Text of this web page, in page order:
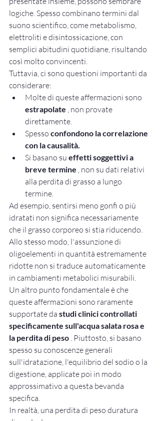
logiche. Spesso combinano termini dal
suono scientifico, come metabolismo,
elettroliti e disintossicazione, con
semplici abitudini quotidiane, risultando
così molto convincenti.
Tuttavia, ci sono questioni importanti da
considerare:
Molte di queste affermazioni sono
estrapolate , non provate
direttamente.
Spesso confondono la correlazione
con la causalità.
Si basano su effetti soggettivi a
breve termine , non su dati relativi
alla perdita di grasso a lungo
termine.
Ad esempio, sentirsi meno gonfi o più
idratati non significa necessariamente
che il grasso corporeo si stia riducendo.
Allo stesso modo, l'assunzione di
oligoelementi in quantità estremamente
ridotte non si traduce automaticamente
in cambiamenti metabolici misurabili.
Un altro punto fondamentale è che
queste affermazioni sono raramente
supportate da studi clinici controllati
specificamente sull'acqua salata rosa e
la perdita di peso . Piuttosto, si basano
spesso su conoscenze generali
sull'idratazione, l'equilibrio del sodio o la
digestione, applicate poi in modo
approssimativo a questa bevanda
specifica.
In realtà, una perdita di peso duratura